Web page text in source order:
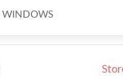
WINDOWS